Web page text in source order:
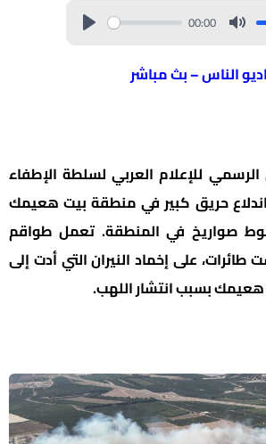
00:00
الناس – بث مباشر
للإعلام العربي لسلطة الإطفاء
باندلاع حريق كبير في منطقة بيت هعيمك
صواريخ في المنطقة. تعمل طواقم
على إخماد النيران التي أدت إلى
هعيمك بسبب انتشار اللهب.